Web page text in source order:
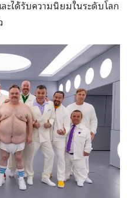
ได้รับความนิยมในระดับโลก